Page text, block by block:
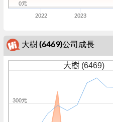
2022 2023
0元
大樹 (6469)公司成長
大樹 (6469)
300元